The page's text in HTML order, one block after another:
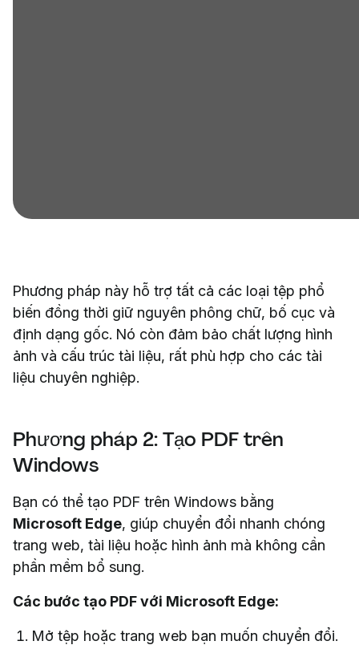
Phương pháp này hỗ trợ tất cả các loại tệp phổ
biến đồng thời giữ nguyên phông chữ, bố cục và
định dạng gốc. Nó còn đảm bảo chất lượng hình
ảnh và cấu trúc tài liệu, rất phù hợp cho các tài
liệu chuyên nghiệp.
Phương pháp 2: Tạo PDF trên
Windows
Bạn có thể tạo PDF trên Windows bằng
Microsoft Edge, giúp chuyển đổi nhanh chóng
trang web, tài liệu hoặc hình ảnh mà không cần
phần mềm bổ sung.
Các bước tạo PDF với Microsoft Edge:
Mở tệp hoặc trang web bạn muốn chuyển đổi.